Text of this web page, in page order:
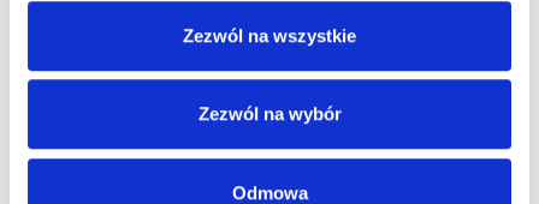
Zezwól na wszystkie
Zezwól na wybór
Odmowa
Wsparcie techniczne w zakresie doboru kabli
oraz koordynacja dostaw zgodnie z etapami